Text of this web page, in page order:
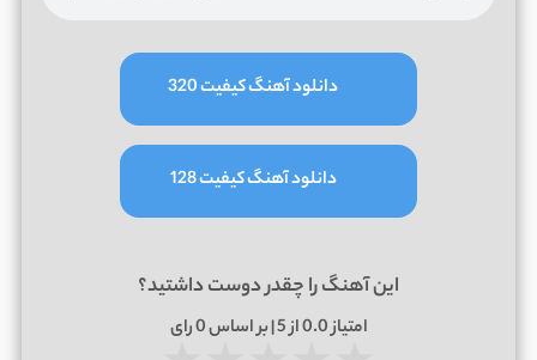
دانلود آهنگ کیفیت 320
دانلود آهنگ کیفیت 128
این آهنگ را چقدر دوست داشتید؟
امتیاز0.0از 5 | بر اساس 0رای